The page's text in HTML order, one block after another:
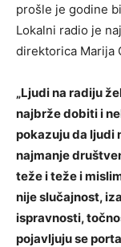
prošle je godine
Lokalni radio je
direktorica Marija
„Ljudi na radiju
najbrže dobiti i
pokazuju da ljudi
najmanje
teže i teže i
nije slučajnost,
ispravnosti,
pojavljuju se